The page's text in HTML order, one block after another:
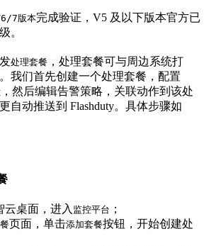
7版本完成验证，V5 及以下版本官方已
。
处理套餐 ，处理套餐可与周边系统打
我们首先创建一个处理套餐，配置
然后编辑告警策略，关联动作到该处
自动推送到 Flashduty。具体步骤如
云桌面，进入 监控平台 ；
页面，单击添加套餐按钮，开始创建处